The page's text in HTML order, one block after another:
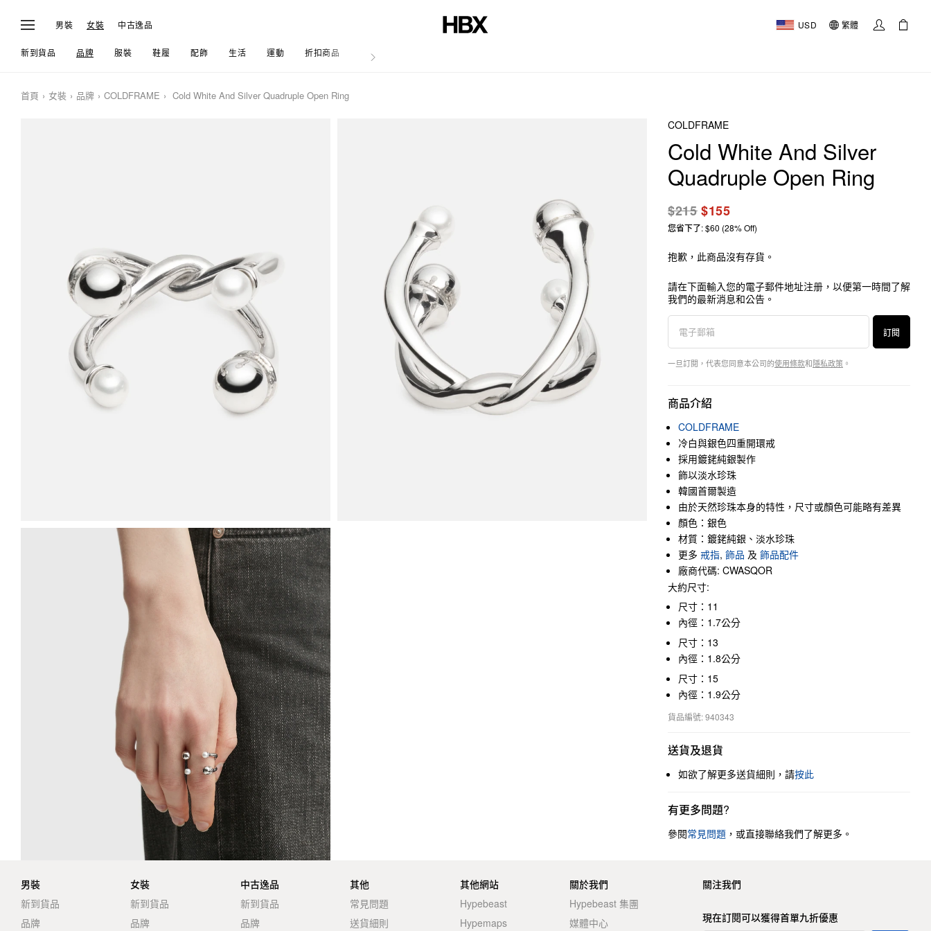
男裝 女裝 中古逸品 USD 繁體
新到貨品 品牌 服裝 鞋履 配飾 生活 運動 折扣商品 文章
首頁 女裝 品牌 COLDFRAME Cold White And Silver Quadruple Open Ring
COLDFRAME
Cold White And Silver
Quadruple Open Ring
$215$155
您省下了: $60 (28% Off)
抱歉，此商品沒有存貨。
請在下面輸入您的電子郵件地址注册，以便第一時間了解
我們的最新消息和公告。
訂閱
一旦訂閱，代表您同意本公司的使用條款和隱私政策 。
商品介紹
COLDFRAME
冷白與銀色四重開環戒
採用鍍銠純銀製作
飾以淡水珍珠
韓國首爾製造
由於天然珍珠本身的特性，尺寸或顏色可能略有差異
顏色：銀色
材質：鍍銠純銀、淡水珍珠
更多 戒指, 飾品 及 飾品配件
廠商代碼: CWASQOR
大約尺寸:
尺寸：11
內徑：1.7公分
尺寸：13
內徑：1.8公分
尺寸：15
內徑：1.9公分
貨品編號: 940343
送貨及退貨
如欲了解更多送貨細則，請按此
有更多問題?
參閱常見問題 ，或直接聯絡我們了解更多。
男裝
新到貨品
品牌
女裝
新到貨品
品牌
中古逸品
新到貨品
品牌
其他
常見問題
送貨細則
其他網站
Hypebeast
Hypemaps
關於我們
Hypebeast 集團
媒體中心
關注我們
現在訂閱可以獲得首單九折優惠